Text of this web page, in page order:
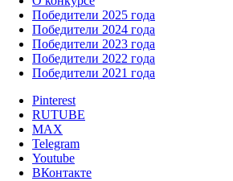
Победители 2025 года
Победители 2024 года
Победители 2023 года
Победители 2022 года
Победители 2021 года
Pinterest
RUTUBE
MAX
Telegram
Youtube
ВКонтакте